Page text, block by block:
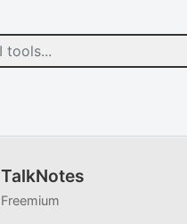
TalkNotes
Freemium